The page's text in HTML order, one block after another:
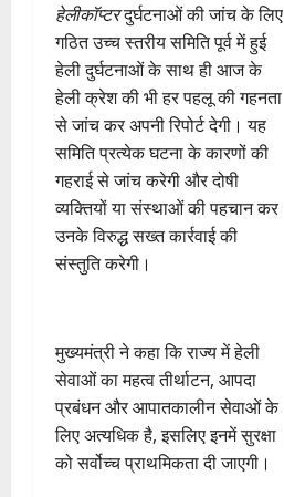
हेलीकॉप्टरदुर्घटनाओं की जांच के लिए
गठित उच्च स्तरीय समिति पूर्व में हुई
हेली दुर्घटनाओं के साथ ही आज के
हेली क्रेश की भी हर पहलू की गहनता
से जांच कर अपनी रिपोर्ट देगी। यह
समिति प्रत्येक घटना के कारणों की
गहराई से जांच करेगी और दोषी
व्यक्तियों या संस्थाओं की पहचान कर
उनके विरुद्ध सख्त कार्रवाई की
संस्तुति करेगी।
मुख्यमंत्री ने कहा कि राज्य में हेली
सेवाओं का महत्व तीर्थाटन, आपदा
प्रबंधन और आपातकालीन सेवाओं के
लिए अत्यधिक है, इसलिए इनमें सुरक्षा
को सर्वोच्च प्राथमिकता दी जाएगी।